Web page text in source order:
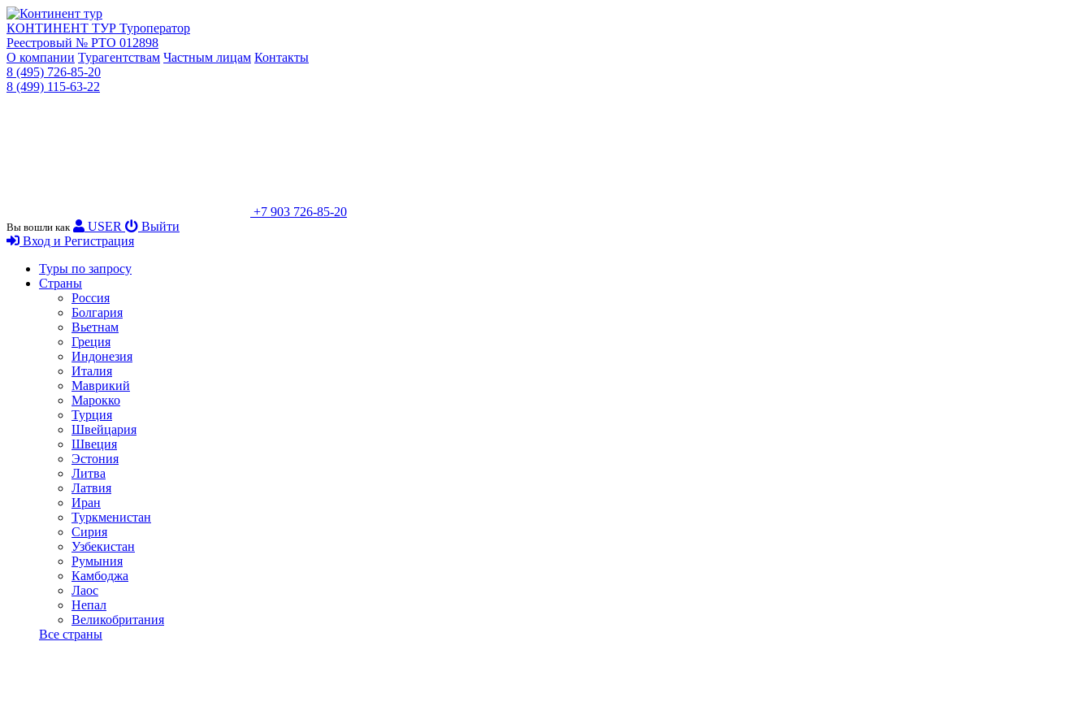
КОНТИНЕНТ ТУР Туроператор
Реестровый № РТО 012898
О компании Турагентствам Частным лицам Контакты
8 (495) 726-85-20
8 (499) 115-63-22
+7 903 726-85-20
Вы вошли как USER
Выйти
Вход и Регистрация
Туры по запросу
Страны
Россия
Болгария
Вьетнам
Греция
Индонезия
Италия
Маврикий
Марокко
Турция
Швейцария
Швеция
Эстония
Литва
Латвия
Иран
Туркменистан
Сирия
Узбекистан
Румыния
Камбоджа
Лаос
Непал
Великобритания
Все страны